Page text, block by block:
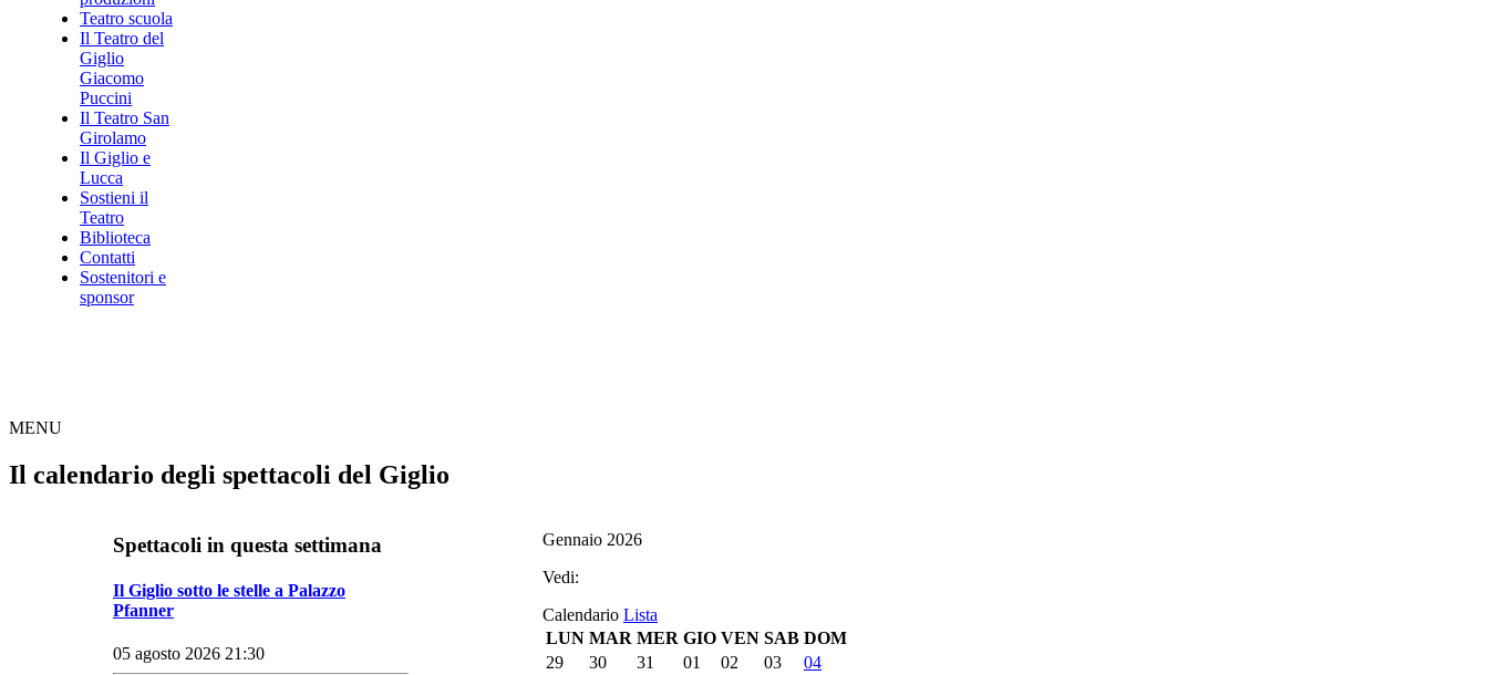
Teatro scuola
Il Teatro del
Giglio
Giacomo
Puccini
Il Teatro San
Girolamo
Il Giglio e
Lucca
Sostieni il
Teatro
Biblioteca
Contatti
Sostenitori e
sponsor
MENU
Il calendario degli spettacoli del Giglio
Spettacoli in questa settimana
Il Giglio sotto le stelle a Palazzo
Pfanner
05 agosto 2026 21:30
Gennaio 2026
Vedi:
Calendario Lista
LUN MAR MER GIO VEN SAB DOM
29
30 31 01 02 03
04